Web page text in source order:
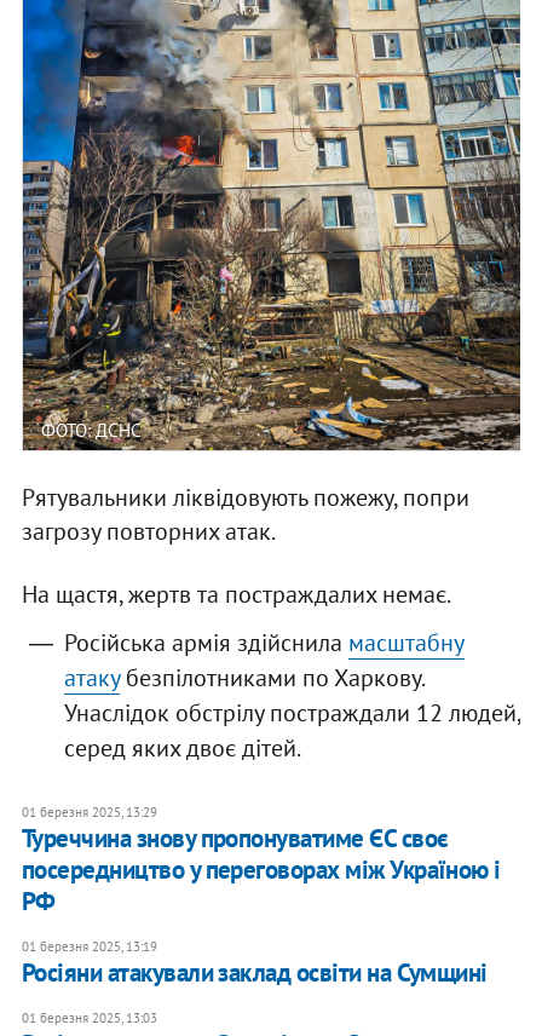
ФОТО: ДСНС
Рятувальники ліквідовують пожежу, попри
загрозу повторних атак.
На щастя, жертв та постраждалих немає.
Російська армія здійснила масштабну
атакубезпілотниками по Харкову.
Унаслідок обстрілу постраждали 12 людей,
серед яких двоє дітей.
01 березня 2025, 13:29
​Туреччина знову пропонуватиме ЄС своє
посередництво у переговорах між Україною і
РФ
01 березня 2025, 13:19
Росіяни атакували заклад освіти на Сумщині
01 березня 2025, 13:03